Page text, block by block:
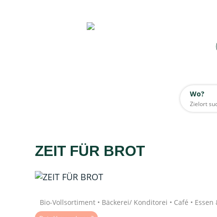
Wo?
Wo?
Daten werden geladen
ZEIT FÜR BROT
Bio-Vollsortiment • Bäckerei/ Konditorei • Café • Essen